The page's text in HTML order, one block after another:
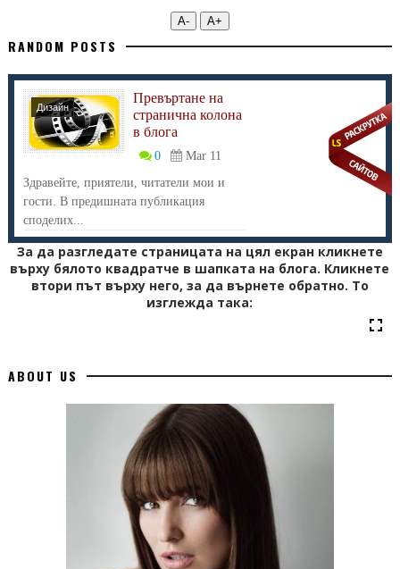
А- А+
RANDOM POSTS
Дизайн
Превъртане на
странична колона
в блога
0
Mar 11
Здравейте, приятели, читатели мои и
гости. В предишната публикация
споделих...
За да разгледате страницата на цял екран кликнете
върху бялото квадратче в шапката на блога. Кликнете
втори път върху него, за да върнете обратно. То
изглежда така:
ABOUT US